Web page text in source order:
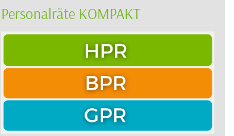
Personalräte KOMPAKT